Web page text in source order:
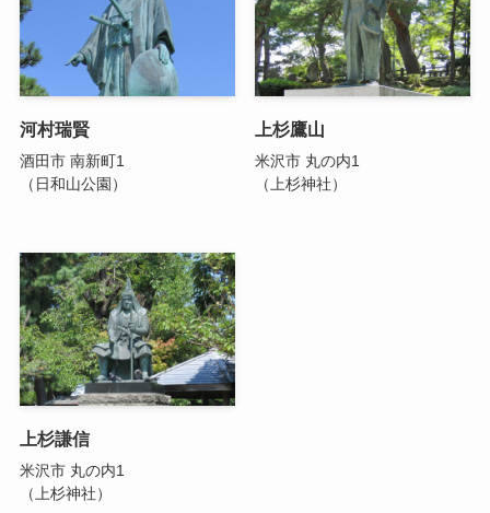
河村瑞賢
酒田市 南新町1
（日和山公園）
上杉鷹山
米沢市 丸の内1
（上杉神社）
上杉謙信
米沢市 丸の内1
（上杉神社）